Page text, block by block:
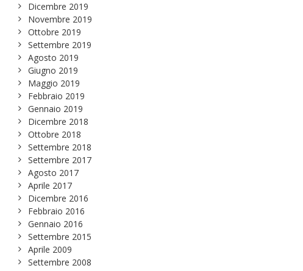
Dicembre 2019
Novembre 2019
Ottobre 2019
Settembre 2019
Agosto 2019
Giugno 2019
Maggio 2019
Febbraio 2019
Gennaio 2019
Dicembre 2018
Ottobre 2018
Settembre 2018
Settembre 2017
Agosto 2017
Aprile 2017
Dicembre 2016
Febbraio 2016
Gennaio 2016
Settembre 2015
Aprile 2009
Settembre 2008